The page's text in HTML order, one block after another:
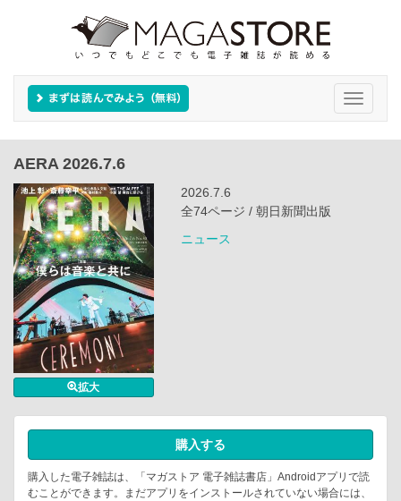
Toggle
AERA 2026.7.6
拡大
2026.7.6
全74ページ / 朝日新聞出版
ニュース
購入する
購入した電子雑誌は、「マガストア 電子雑誌書店」Androidアプリで読
むことができます。まだアプリをインストールされていない場合には、